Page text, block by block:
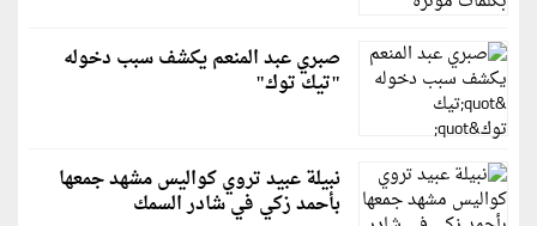
صبري عبد المنعم يكشف سبب دخوله
"تيك توك"
نبيلة عبيد تروي كواليس مشهد جمعها
بأحمد زكي في شادر السمك